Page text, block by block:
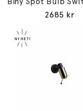
2685 kr